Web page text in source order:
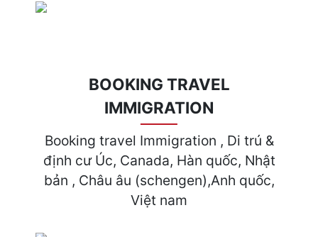
BOOKING TRAVEL
IMMIGRATION
Booking travel Immigration , Di trú &
định cư Úc, Canada, Hàn quốc, Nhật
bản , Châu âu (schengen),Anh quốc,
Việt nam